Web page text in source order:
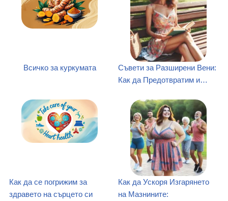
Всичко за куркумата
Съвети за Разширени Вени:
Как да Предотвратим и…
Как да се погрижим за
здравето на сърцето си
Как да Ускоря Изгарянето
на Мазнините: